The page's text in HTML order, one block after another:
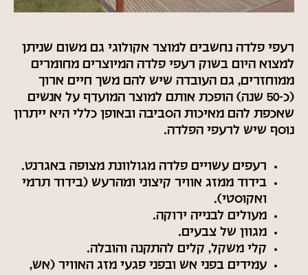
רעפי פלדה נחשבים למוצר אקולוגי גם משום שניתן
למצוא היום בשוק רעפי פלדה המיוצרים מחומרים
ממוחזרים, גם העובדה שיש להם משך חיים ארוך
(כ-50 שנה) הופכת אותם למוצר המועדף על אנשים
שאכפת להם מאיכות הסביבה ובאופן כללי היא ייתרון
נוסף שיש לרעפי הפלדה.
רעפים עשויים פלדה מגולוונת מצופה באגרנט.
בידוד ממזג אוויר קיצוני ומהרעש (בידוד תרמי
ואקוסטי).
מעולים לבנייה ירוקה.
מגוון של צבעים.
קלי משקל, קלים להתקנה והובלה.
עמידים בפני אש ובפני פגעי מזג האוויר (אש,